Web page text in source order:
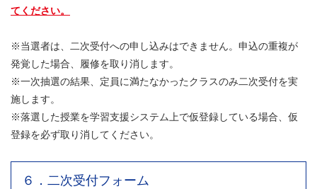
てください。
※当選者は、二次受付への申し込みはできません。申込の重複が
発覚した場合、履修を取り消します。
※一次抽選の結果、定員に満たなかったクラスのみ二次受付を実
施します。
※落選した授業を学習支援システム上で仮登録している場合、仮
登録を必ず取り消してください。
６．二次受付フォーム